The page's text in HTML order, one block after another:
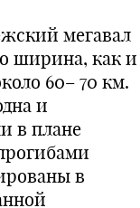
мегавал
ширина, как и
60– 70 км.
и
в плане
в